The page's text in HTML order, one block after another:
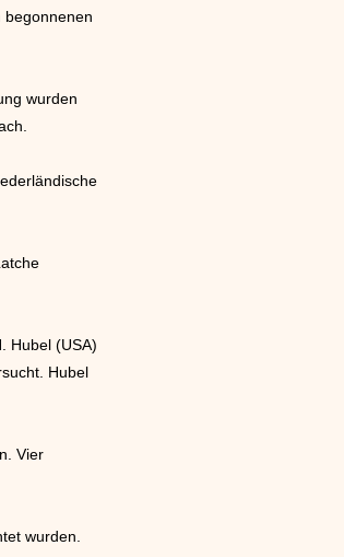
begonnenen
wurden
Hubel (USA)
Hubel
Vier
wurden.